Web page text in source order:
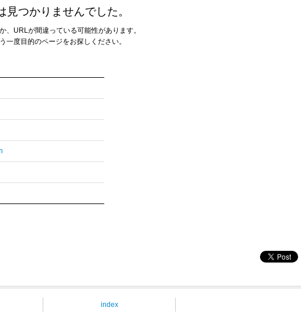
見つかりませんでした。
、URLが間違っている可能性があります。
一度目的のページをお探しください。
index